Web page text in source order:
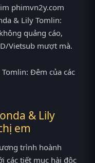
phimvn2y.com
& Lily Tomlin:
quảng cáo,
Vietsub mượt mà.
& Lily
em
trình hoành
các tiết mục hài độc